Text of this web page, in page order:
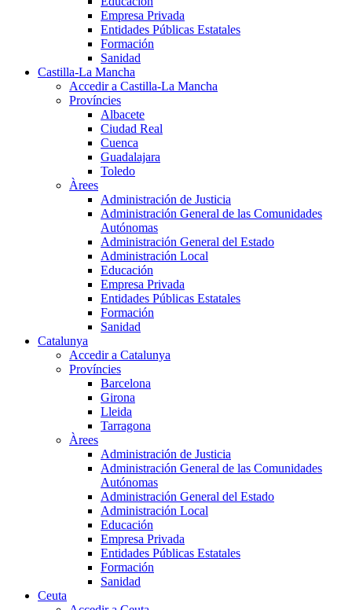
Empresa Privada
Entidades Públicas Estatales
Formación
Sanidad
Castilla-La Mancha
Accedir a Castilla-La Mancha
Províncies
Albacete
Ciudad Real
Cuenca
Guadalajara
Toledo
Àrees
Administración de Justicia
Administración General de las Comunidades
Autónomas
Administración General del Estado
Administración Local
Educación
Empresa Privada
Entidades Públicas Estatales
Formación
Sanidad
Catalunya
Accedir a Catalunya
Províncies
Barcelona
Girona
Lleida
Tarragona
Àrees
Administración de Justicia
Administración General de las Comunidades
Autónomas
Administración General del Estado
Administración Local
Educación
Empresa Privada
Entidades Públicas Estatales
Formación
Sanidad
Ceuta